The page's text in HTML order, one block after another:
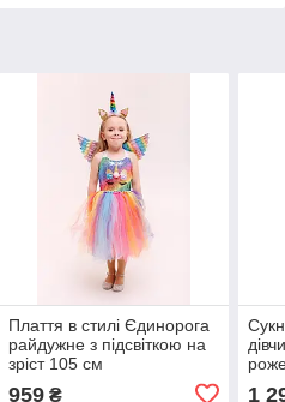
Плаття в стилі Єдинорога
райдужне з підсвіткою на
зріст 105 см
959₴ 1